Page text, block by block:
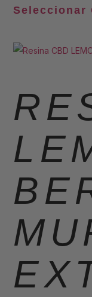
Seleccionar